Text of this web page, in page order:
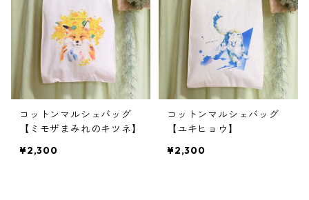
コットンマルシェバッグ
【ミモザまみれのキツネ】
¥2,300
コットンマルシェバッグ
【ユキヒョウ】
¥2,300